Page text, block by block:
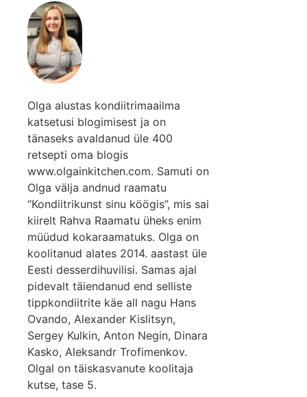
Olga alustas kondiitrimaailma
katsetusi blogimisest ja on
tänaseks avaldanud üle 400
retsepti oma blogis
www.olgainkitchen.com. Samuti on
Olga välja andnud raamatu
“Kondiitrikunst sinu köögis”, mis sai
kiirelt Rahva Raamatu üheks enim
müüdud kokaraamatuks. Olga on
koolitanud alates 2014. aastast üle
Eesti desserdihuvilisi. Samas ajal
pidevalt täiendanud end selliste
tippkondiitrite käe all nagu Hans
Ovando, Alexander Kislitsyn,
Sergey Kulkin, Anton Negin, Dinara
Kasko, Aleksandr Trofimenkov.
Olgal on täiskasvanute koolitaja
kutse, tase 5.